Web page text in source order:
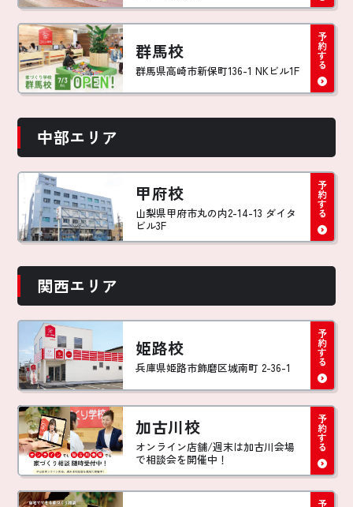
群馬校
群馬県高崎市新保町136-1 NKビル1F
中部エリア
甲府校
山梨県甲府市丸の内2-14-13 ダイタ
ビル3F
関西エリア
姫路校
兵庫県姫路市飾磨区城南町 2-36-1
加古川校
オンライン店舗/週末は加古川会場
で相談会を開催中！